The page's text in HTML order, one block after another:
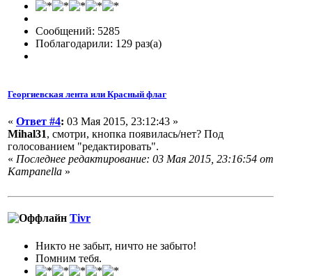
Сообщений: 5285
Поблагодарили: 129 раз(а)
Георгиевская лента или Красный флаг
« Ответ #4: 03 Мая 2015, 23:12:43 »
Mihal31, смотри, кнопка появилась/нет? Под
голосованием "редактировать".
« Последнее редактирование: 03 Мая 2015, 23:16:54 от
Кampanella »
Tivr
Никто не забыт, ничто не забыто!
Помним тебя.